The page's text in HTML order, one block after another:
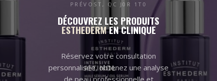
PRÉVOST, QC J0R 1T0
DÉCOUVREZ LES PRODUITS
ESTHEDERMEN CLINIQUE
Réservez votre consultation
personnalisée, obtenez une analyse
de peau professionnelle et